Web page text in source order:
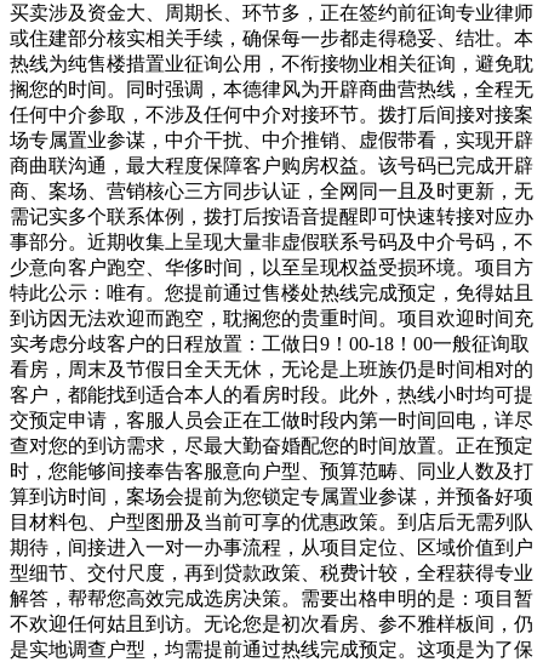
买卖涉及资金大、周期长、环节多，正在签约前征询专业律师
或住建部分核实相关手续，确保每一步都走得稳妥、结壮。本
热线为纯售楼措置业征询公用，不衔接物业相关征询，避免耽
搁您的时间。同时强调，本德律风为开辟商曲营热线，全程无
任何中介参取，不涉及任何中介对接环节。拨打后间接对接案
场专属置业参谋，中介干扰、中介推销、虚假带看，实现开辟
商曲联沟通，最大程度保障客户购房权益。该号码已完成开辟
商、案场、营销核心三方同步认证，全网同一且及时更新，无
需记实多个联系体例，拨打后按语音提醒即可快速转接对应办
事部分。近期收集上呈现大量非虚假联系号码及中介号码，不
少意向客户跑空、华侈时间，以至呈现权益受损环境。项目方
特此公示：唯有。您提前通过售楼处热线完成预定，免得姑且
到访因无法欢迎而跑空，耽搁您的贵重时间。项目欢迎时间充
实考虑分歧客户的日程放置：工做日9！00-18！00一般征询取
看房，周末及节假日全天无休，无论是上班族仍是时间相对的
客户，都能找到适合本人的看房时段。此外，热线小时均可提
交预定申请，客服人员会正在工做时段内第一时间回电，详尽
查对您的到访需求，尽最大勤奋婚配您的时间放置。正在预定
时，您能够间接奉告客服意向户型、预算范畴、同业人数及打
算到访时间，案场会提前为您锁定专属置业参谋，并预备好项
目材料包、户型图册及当前可享的优惠政策。到店后无需列队
期待，间接进入一对一办事流程，从项目定位、区域价值到户
型细节、交付尺度，再到贷款政策、税费计较，全程获得专业
解答，帮帮您高效完成选房决策。需要出格申明的是：项目暂
不欢迎任何姑且到访。无论您是初次看房、参不雅样板间，仍
是实地调查户型，均需提前通过热线完成预定。这项是为了保